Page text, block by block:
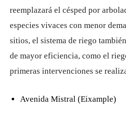
reemplazará el césped por
especies vivaces con menor
sitios, el sistema de riego
de mayor eficiencia, como el
primeras intervenciones se
Avenida Mistral (Eixample)